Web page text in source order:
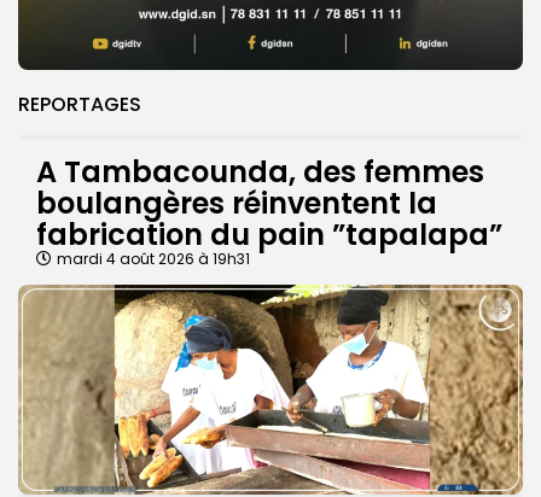
REPORTAGES
A Tambacounda, des femmes
boulangères réinventent la
fabrication du pain ”tapalapa”
mardi 4 août 2026 à 19h31